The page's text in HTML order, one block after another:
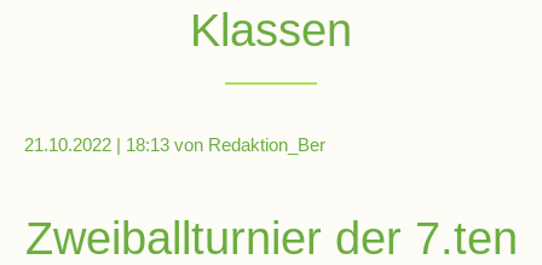
Klassen
21.10.2022 | 18:13 von Redaktion_Ber
Zweiballturnier der 7.ten